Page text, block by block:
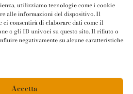
utilizziamo tecnologie come i cookie
alle informazioni del dispositivo. Il
ci consentirà di elaborare dati come il
o gli ID univoci su questo sito. Il rifiuto o
negativamente su alcune caratteristiche
Accetta
Contatti
Newsletter
Trasparente
Privacy Policy
Cookie Policy